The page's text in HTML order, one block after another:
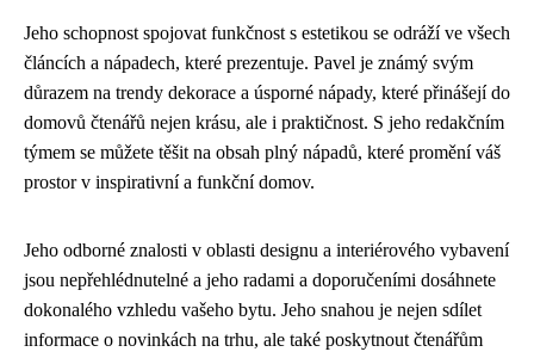
Jeho schopnost spojovat funkčnost s estetikou se odráží ve všech
článcích a nápadech, které prezentuje. Pavel je známý svým
důrazem na trendy dekorace a úsporné nápady, které přinášejí do
domovů čtenářů nejen krásu, ale i praktičnost. S jeho redakčním
týmem se můžete těšit na obsah plný nápadů, které promění váš
prostor v inspirativní a funkční domov.
Jeho odborné znalosti v oblasti designu a interiérového vybavení
jsou nepřehlédnutelné a jeho radami a doporučeními dosáhnete
dokonalého vzhledu vašeho bytu. Jeho snahou je nejen sdílet
informace o novinkách na trhu, ale také poskytnout čtenářům